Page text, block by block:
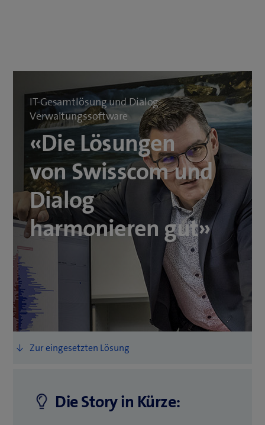
IT-Gesamtlösung und Dialog-
Verwaltungssoftware
«Die Lösungen
von Swisscom und
Dialog
harmonieren gut»
Die Story in Kürze: